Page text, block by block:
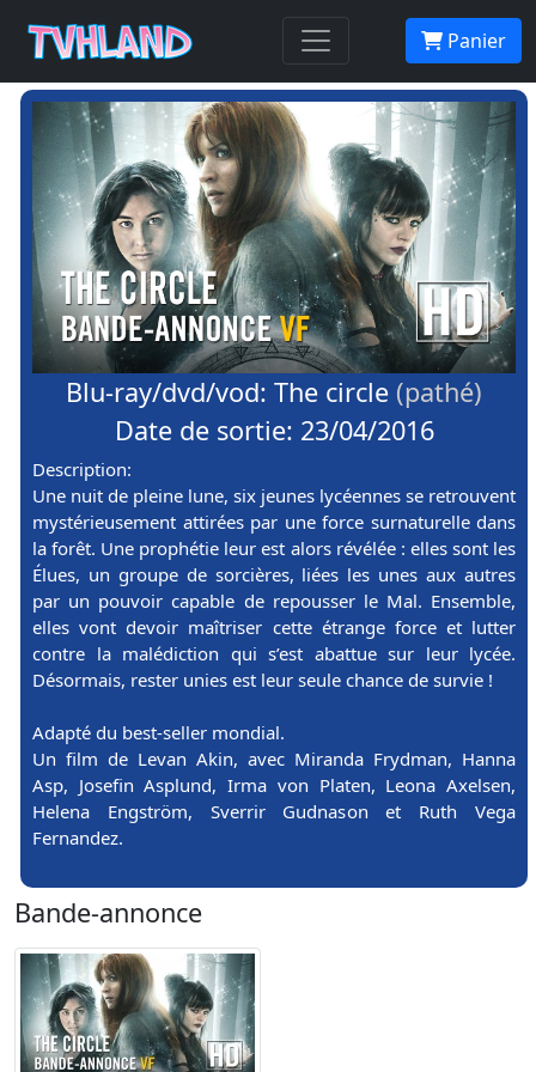
Panier
Blu-ray/dvd/vod: The circle (pathé)
Date de sortie: 23/04/2016
Description:
Une nuit de pleine lune, six jeunes lycéennes se retrouvent
mystérieusement attirées par une force surnaturelle dans
la forêt. Une prophétie leur est alors révélée : elles sont les
Élues, un groupe de sorcières, liées les unes aux autres
par un pouvoir capable de repousser le Mal. Ensemble,
elles vont devoir maîtriser cette étrange force et lutter
contre la malédiction qui s’est abattue sur leur lycée.
Désormais, rester unies est leur seule chance de survie !
Adapté du best-seller mondial.
Un film de Levan Akin, avec Miranda Frydman, Hanna
Asp, Josefin Asplund, Irma von Platen, Leona Axelsen,
Helena Engström, Sverrir Gudnason et Ruth Vega
Fernandez.
Bande-annonce